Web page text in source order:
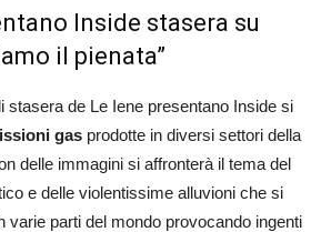
Inside stasera su
il pienata”
stasera de Le Iene presentano Inside si
gas prodotte in diversi settori della
delle immagini si affronterà il tema del
e delle violentissime alluvioni che si
varie parti del mondo provocando ingenti